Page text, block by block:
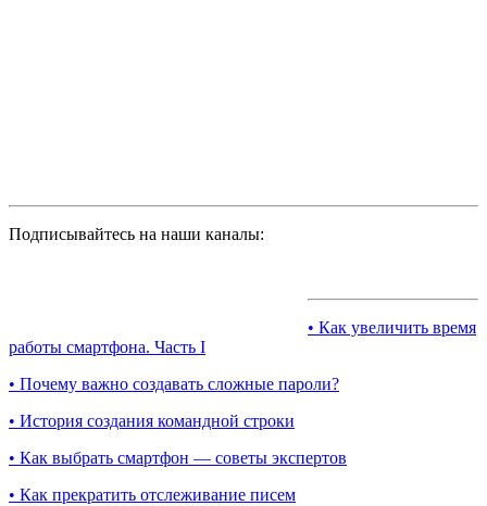
Подписывайтесь на наши каналы:
• Как увеличить время
работы смартфона. Часть I
• Почему важно создавать сложные пароли?
• История создания командной строки
• Как выбрать смартфон — советы экспертов
• Как прекратить отслеживание писем